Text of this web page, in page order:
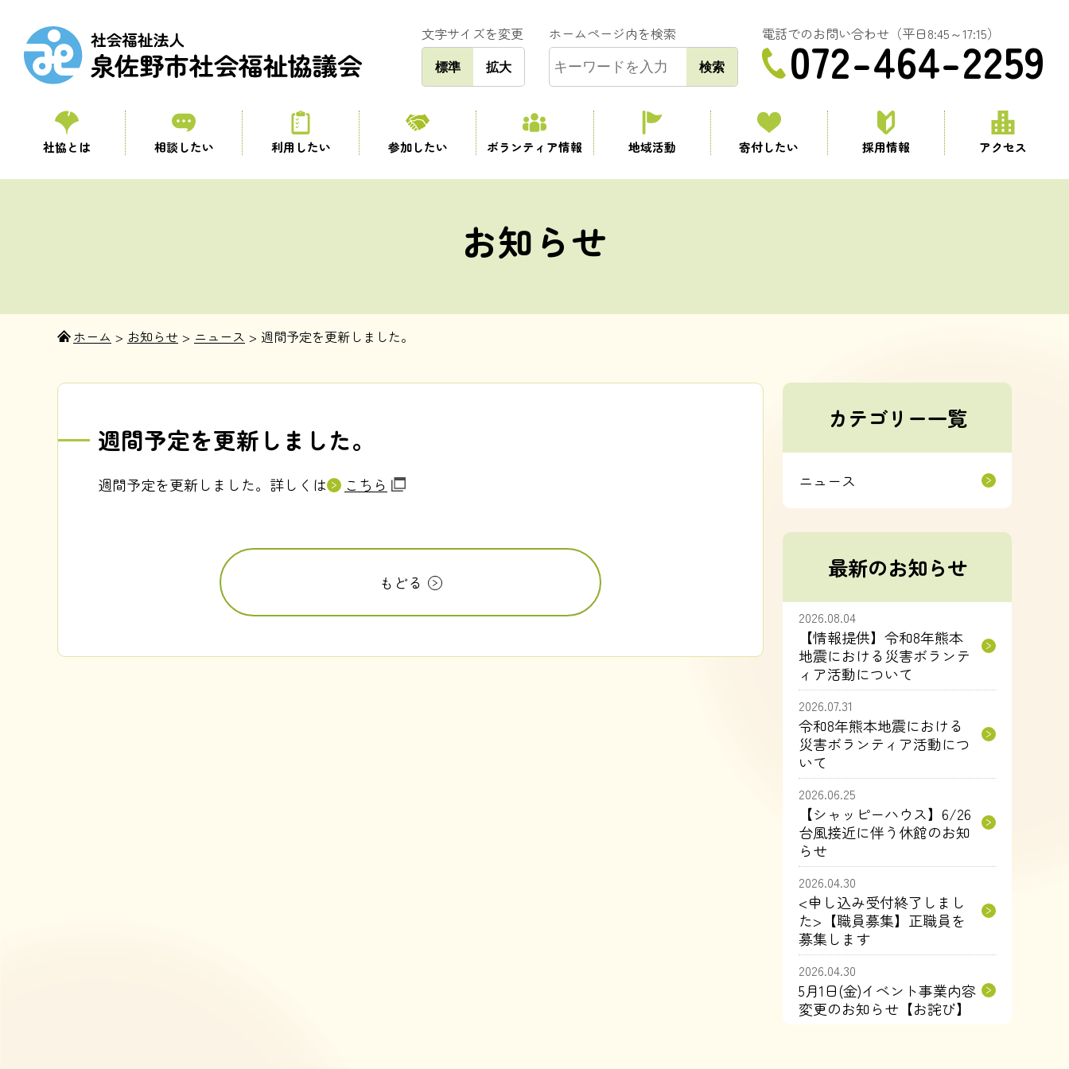
文字サイズを変更
標準 拡大
ホームページ内を検索
検索
電話でのお問い合わせ（平日8:45～17:15）
072-464-2259
社協とは 相談したい 利用したい 参加したい ボランティア情報 地域活動 寄付したい 採用情報 アクセス
お知らせ
ホーム > お知らせ > ニュース > 週間予定を更新しました。
週間予定を更新しました。
週間予定を更新しました。詳しくは こちら
もどる
カテゴリー一覧
ニュース
最新のお知らせ
2026.08.04
【情報提供】令和8年熊本
地震における災害ボランテ
ィア活動について
2026.07.31
令和8年熊本地震における
災害ボランティア活動につ
いて
2026.06.25
【シャッピーハウス】6/26
台風接近に伴う休館のお知
らせ
2026.04.30
<申し込み受付終了しまし
た>【職員募集】正職員を
募集します
2026.04.30
5月1日(金)イベント事業内容
変更のお知らせ【お詫び】